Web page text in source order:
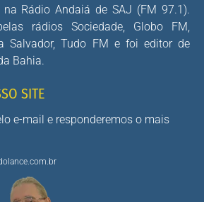
Rádio Andaiá de SAJ (FM 97.1).
rádios Sociedade, Globo FM,
Salvador, Tudo FM e foi editor de
Bahia.
SITE
e-mail e responderemos o mais